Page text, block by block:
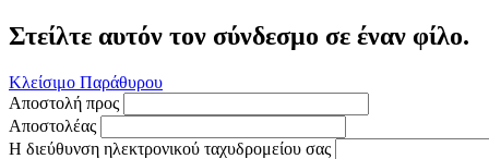
Στείλτε αυτόν τον σύνδεσμο σε έναν φίλο.
Κλείσιμο Παράθυρου
Αποστολή προς
Αποστολέας
Η διεύθυνση ηλεκτρονικού ταχυδρομείου σας